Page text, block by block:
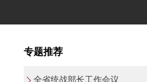
专题推荐
全省统战部长工作会议